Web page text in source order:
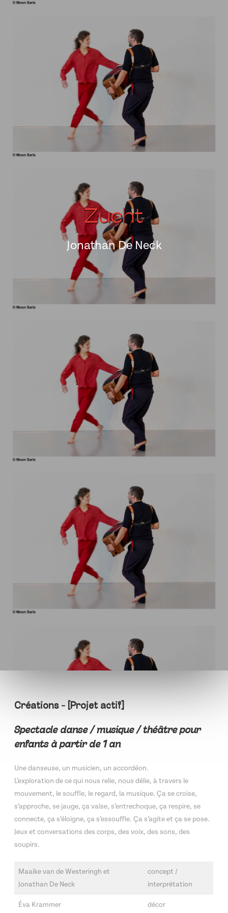
Zucht
Jonathan De Neck
Créations - [Projet actif]
Spectacle danse / musique / théâtre pour
enfants à partir de 1 an
Une danseuse, un musicien, un accordéon.
L’exploration de ce qui nous relie, nous délie, à travers le
mouvement, le souffle, le regard, la musique. Ça se croise,
s’approche, se jauge, ça valse, s’entrechoque, ça respire, se
connecte, ça s’éloigne, ça s’essouffle. Ça s’agite et ça se pose.
Jeux et conversations des corps, des voix, des sons, des
soupirs.
Maaike van de Westeringh et
Jonathan De Neck
concept /
interprétation
Éva Krammer décor